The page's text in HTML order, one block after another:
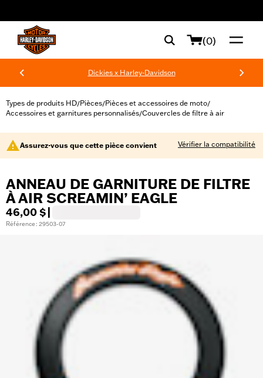
(0)
Dickies x Harley-Davidson
Types de produits HD/Pièces/Pièces et accessoires de moto/
Accessoires et garnitures personnalisés/Couvercles de filtre à air
Assurez-vous que cette pièce convient Vérifier la compatibilité
ANNEAU DE GARNITURE DE FILTRE
À AIR SCREAMIN’ EAGLE
46,00 $
Référence : 29503-07